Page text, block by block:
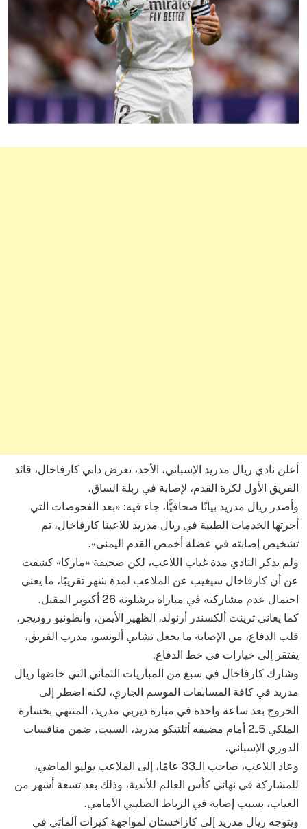
أعلن نادي ريال مدريد الإسباني، الأحد، تعرض داني كارفاخال، قائد
الفريق الأول لكرة القدم، لإصابة في ربلة الساق.
وأصدر ريال مدريد بيانًا صحافيًّا، جاء فيه: «بعد الفحوصات التي
أجرتها الخدمات الطبية في ريال مدريد للاعبنا كارفاخال، تم
تشخيص إصابته في عضلة أخمص القدم اليمنى».
ولم يذكر النادي مدة غياب اللاعب، لكن صحيفة «ماركا» كشفت
عن أن كارفاخال سيغيب عن الملاعب لمدة شهر تقريبًا، ما يعني
احتمال عدم مشاركته في مباراة برشلونة 26 أكتوبر المقبل.
كما يعاني ترينت ألكسندر أرنولد، الظهير الأيمن، وأنطونيو روديجر،
قلب الدفاع، من الإصابة ما يجعل تشابي ألونسو، مدرب الفريق،
يفتقر إلى خيارات في خط الدفاع.
وشارك كارفاخال في سبع من المباريات الثماني التي خاضها ريال
مدريد في كافة المسابقات الموسم الجاري، لكنه اضطر إلى
الخروج بعد ساعة واحدة في مبارة ديربي مدريد، المنتهي بخسارة
الملكي 5ـ2 أمام مضيفه أتلتيكو مدريد، السبت، ضمن منافسات
الدوري الإسباني.
وعاد اللاعب، صاحب الـ33 عامًا، إلى الملاعب يوليو الماضي،
للمشاركة في نهائي كأس العالم للأندية، وذلك بعد تسعة أشهر من
الغياب، بسبب إصابة في الرباط الصليبي الأمامي.
ويتوجه ريال مدريد إلى كازاخستان لمواجهة كيرات ألماتي في